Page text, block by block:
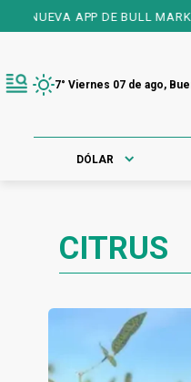
APP DE BULL MARKET,
7° Viernes 07 de ago,
DÓLAR
CITRUS